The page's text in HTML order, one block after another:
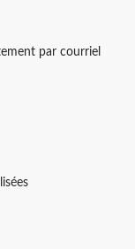
par courriel